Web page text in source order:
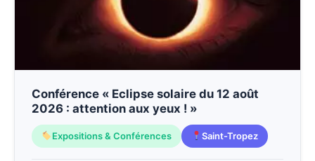
Conférence « Eclipse solaire du 12 août
2026 : attention aux yeux ! »
Expositions & Conférences Saint-Tropez